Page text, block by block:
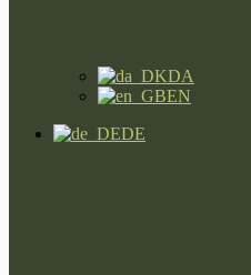
DA
EN
DE